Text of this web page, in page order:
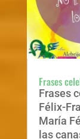
Frases
Frases
Félix-
María
las